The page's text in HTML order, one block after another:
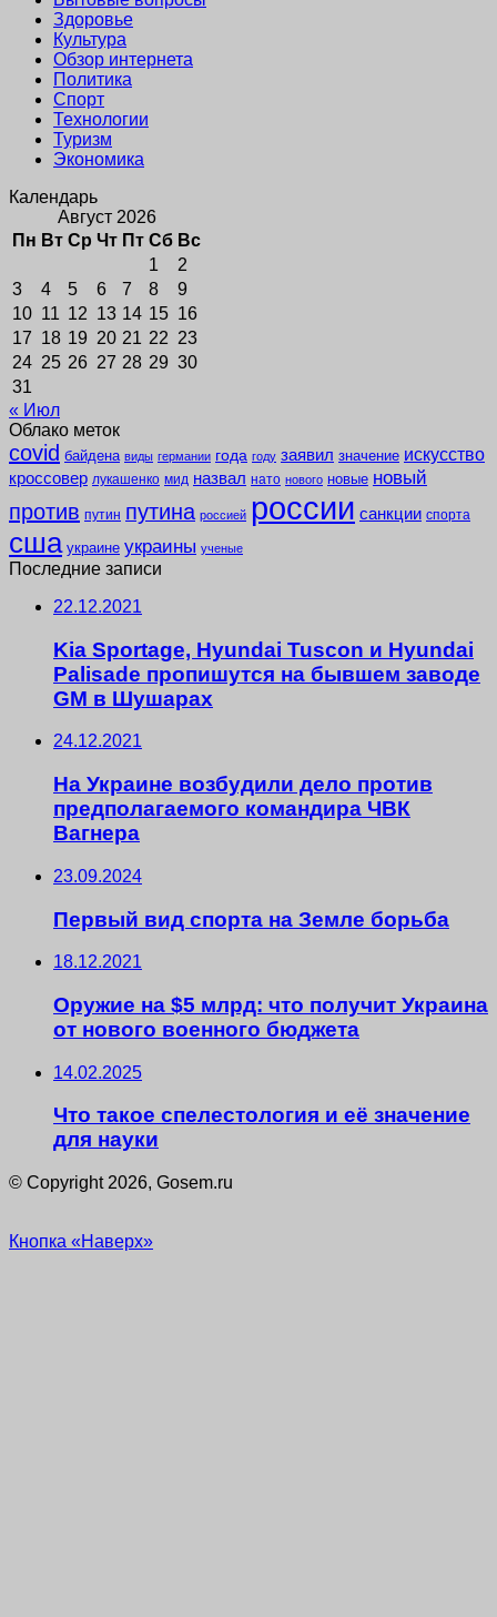
Здоровье
Культура
Обзор интернета
Политика
Спорт
Технологии
Туризм
Экономика
Календарь
Август 2026
Пн Вт Ср Чт Пт Сб Вс
1
2
3
4 5 6 7 8
9
10 11 12 13 14 15 16
17 18 19 20 21 22 23
24 25 26 27 28 29 30
31
« Июл
Облако меток
covid байдена виды германии года году заявил значение искусство
кроссовер лукашенко мид назвал нато нового новые новый
против путин путина россией россии санкции спорта
сша украине украины ученые
Последние записи
22.12.2021
Kia Sportage, Hyundai Tuscon и Hyundai
Palisade пропишутся на бывшем заводе
GM в Шушарах
24.12.2021
На Украине возбудили дело против
предполагаемого командира ЧВК
Вагнера
23.09.2024
Первый вид спорта на Земле борьба
18.12.2021
Оружие на $5 млрд: что получит Украина
от нового военного бюджета
14.02.2025
Что такое спелестология и её значение
для науки
© Copyright 2026, Gosem.ru
Кнопка «Наверх»